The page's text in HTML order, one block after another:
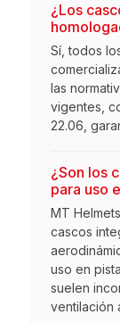
¿Los
Sí, todos
las
vigentes,
22.06,
¿Son los
para uso
MT
cascos
uso en
suelen
ventilación